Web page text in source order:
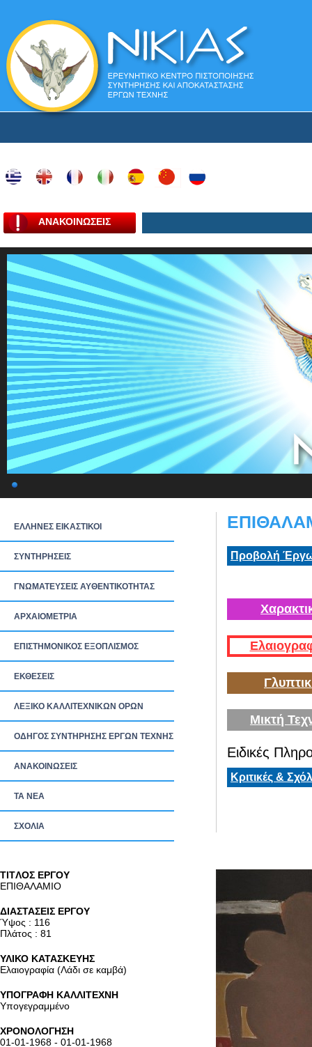
ΑΝΑΚΟΙΝΩΣΕΙΣ
ΕΛΛΗΝΕΣ ΕΙΚΑΣΤΙΚΟΙ
ΣΥΝΤΗΡΗΣΕΙΣ
ΓΝΩΜΑΤΕΥΣΕΙΣ ΑΥΘΕΝΤΙΚΟΤΗΤΑΣ
ΑΡΧΑΙΟΜΕΤΡΙΑ
ΕΠΙΣΤΗΜΟΝΙΚΟΣ ΕΞΟΠΛΙΣΜΟΣ
ΕΚΘΕΣΕΙΣ
ΛΕΞΙΚΟ ΚΑΛΛΙΤΕΧΝΙΚΩΝ ΟΡΩΝ
ΟΔΗΓΟΣ ΣΥΝΤΗΡΗΣΗΣ ΕΡΓΩΝ ΤΕΧΝΗΣ
ΑΝΑΚΟΙΝΩΣΕΙΣ
ΤΑ ΝEΑ
ΣΧΟΛΙΑ
Προβολή
Μικτή
Ειδικές
Κριτικές &
TITΛΟΣ ΕΡΓΟΥ
ΕΠΙΘΑΛΑΜΙΟ
ΔΙΑΣΤΑΣΕΙΣ ΕΡΓΟΥ
Ύψος : 116
Πλάτος : 81
ΥΛΙΚΟ ΚΑΤΑΣΚΕΥΗΣ
Ελαιογραφία (Λάδι σε καμβά)
ΥΠΟΓΡΑΦΗ ΚΑΛΛΙΤΕΧΝΗ
Υπογεγραμμένο
ΧΡΟΝΟΛΟΓΗΣΗ
01-01-1968 - 01-01-1968